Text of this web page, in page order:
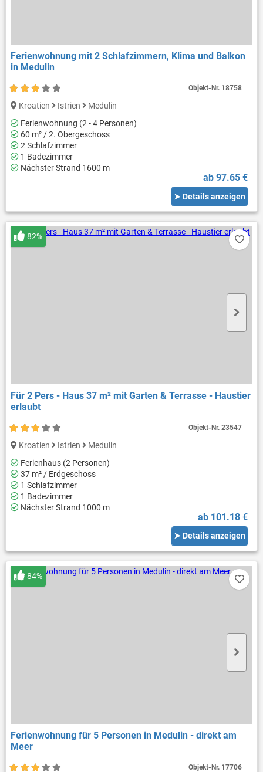
Ferienwohnung mit 2 Schlafzimmern, Klima und Balkon
in Medulin
Kroatien Istrien
Medulin
Ferienwohnung (2 - 4 Personen)
60 m² / 2. Obergeschoss
2 Schlafzimmer
1 Badezimmer
Nächster Strand 1600 m
ab 97.65 €
➤ Details anzeigen
Objekt-Nr. 18758
Für 2 Pers - Haus 37 m² mit Garten & Terrasse - Haustier
erlaubt
82%
Kroatien Istrien
Medulin
Ferienhaus (2 Personen)
37 m² / Erdgeschoss
1 Schlafzimmer
1 Badezimmer
Nächster Strand 1000 m
ab 101.18 €
➤ Details anzeigen
Objekt-Nr.23547
Ferienwohnung für 5 Personen in Medulin - direkt am
Meer
84%
Objekt-Nr. 17706